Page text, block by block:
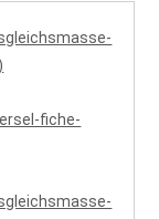
fiche-